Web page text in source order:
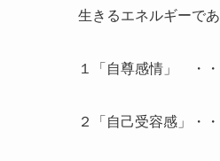
生きるエネルギーで
１「自尊感情」 ・
２「自己受容感」・